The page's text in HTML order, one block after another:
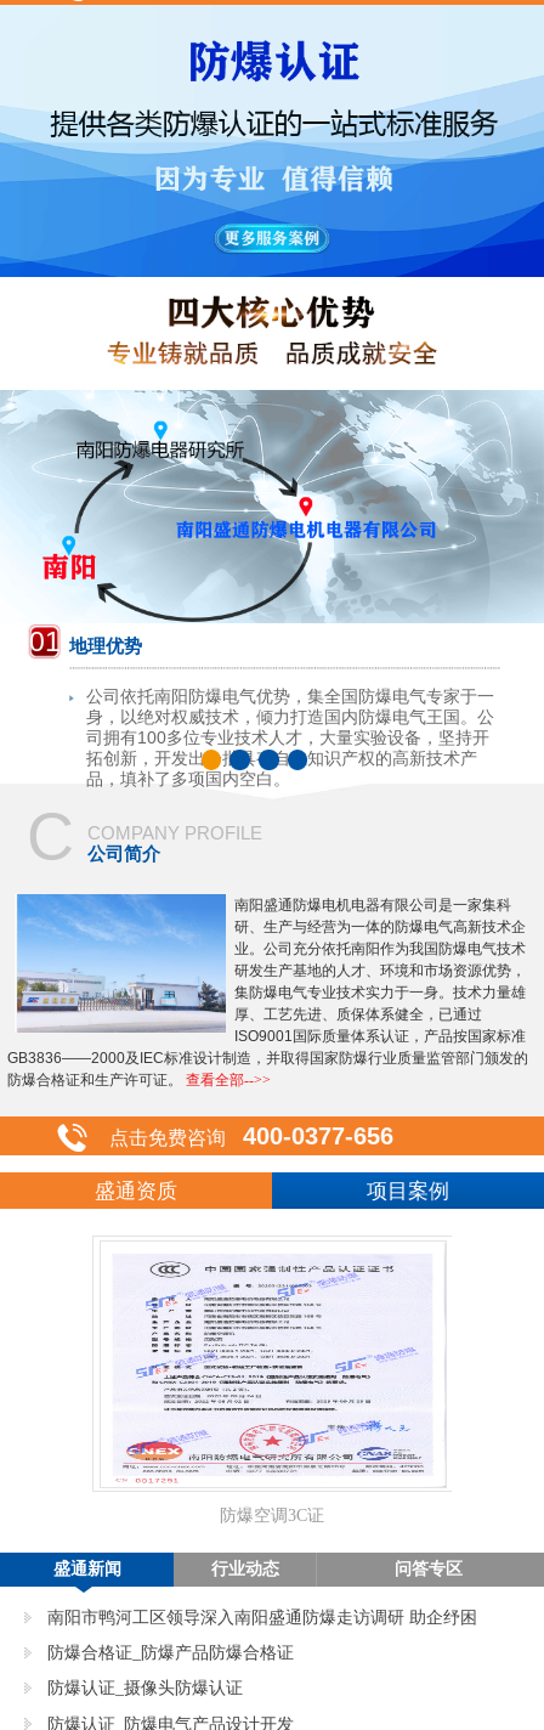
01 地理优势
公司依托南阳防爆电气优势，集全国防爆电气专家于一
身，以绝对权威技术，倾力打造国内防爆电气王国。公
司拥有100多位专业技术人才，大量实验设备，坚持开
拓创新，开发出一批具有自主知识产权的高新技术产
品，填补了多项国内空白。
C
COMPANY PROFILE
公司简介
南阳盛通防爆电机电器有限公司是一家集科
研、生产与经营为一体的防爆电气高新技术企
业。公司充分依托南阳作为我国防爆电气技术
研发生产基地的人才、环境和市场资源优势，
集防爆电气专业技术实力于一身。技术力量雄
厚、工艺先进、质保体系健全，已通过
ISO9001国际质量体系认证，产品按国家标准
GB3836——2000及IEC标准设计制造，并取得国家防爆行业质量监管部门颁发的
防爆合格证和生产许可证。查看全部-->>
点击免费咨询 400-0377-656
盛通资质 项目案例
防爆空调3C证
盛通新闻 行业动态 问答专区
南阳市鸭河工区领导深入南阳盛通防爆走访调研 助企纾困
促发展
防爆合格证_防爆产品防爆合格证
防爆认证_摄像头防爆认证
防爆认证_防爆电气产品设计开发